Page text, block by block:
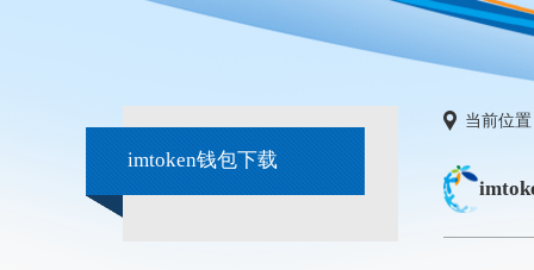
imtoken钱包下载
当前位